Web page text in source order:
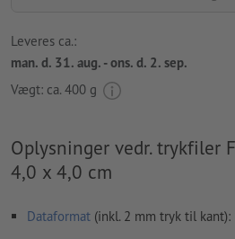
Leveres ca.:
man. d. 31. aug. - ons. d. 2. sep.
Vægt: ca. 400 g
Oplysninger vedr. trykfiler
4,0 x 4,0 cm
Dataformat (inkl. 2 mm tryk til kant):